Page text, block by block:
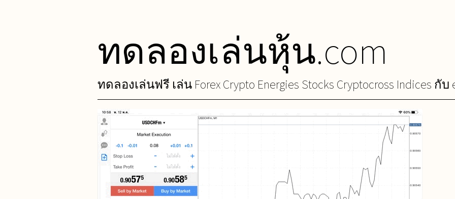
ทดลองเล่นหุ้น.com
ทดลองเล่นฟรี เล่น Forex Crypto Energies Stocks Cryptocross Indices กับ